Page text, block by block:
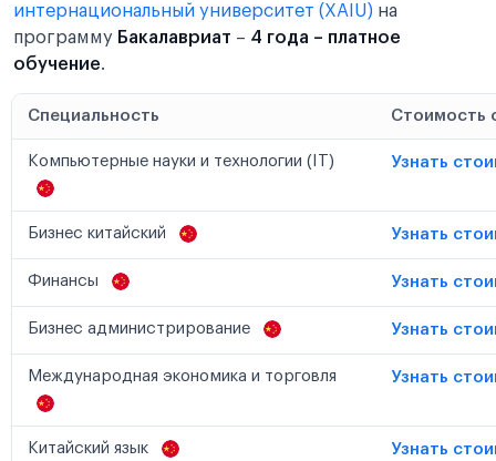
интернациональный университет (XAIU) на
программу Бакалавриат – 4 года – платное
обучение.
Специальность Стоимость
Компьютерные науки и технологии (IT) Узнать
Бизнес китайский Узнать
Финансы Узнать
Бизнес администрирование Узнать
Международная экономика и торговля Узнать
Китайский язык Узнать